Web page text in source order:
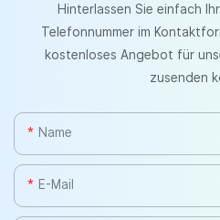
Hinterlassen Sie einfach
Telefonnummer im
kostenloses Angebot für
zusenden
Name
E-Mail